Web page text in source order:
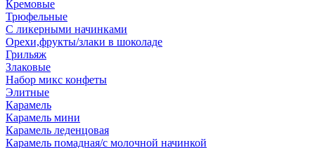
Кремовые
Трюфельные
С ликерными начинками
Орехи,фрукты/злаки в шоколаде
Грильяж
Злаковые
Набор микс конфеты
Элитные
Карамель
Карамель мини
Карамель леденцовая
Карамель помадная/с молочной начинкой